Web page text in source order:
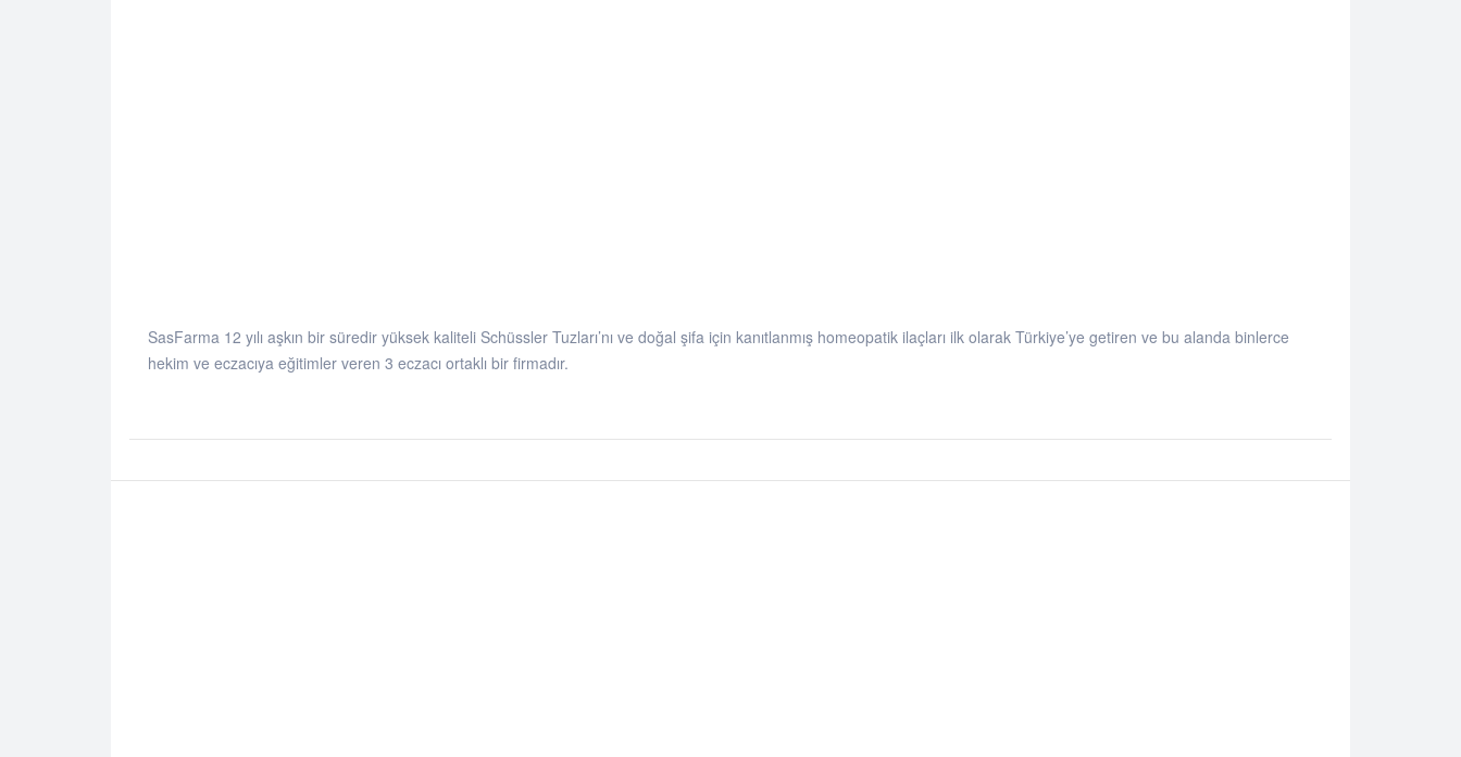
SasFarma 12 yılı aşkın bir süredir yüksek kaliteli Schüssler Tuzları’nı ve doğal şifa için kanıtlanmış homeopatik ilaçları ilk olarak Türkiye’ye getiren ve bu alanda binlerce
hekim ve eczacıya eğitimler veren 3 eczacı ortaklı bir firmadır.